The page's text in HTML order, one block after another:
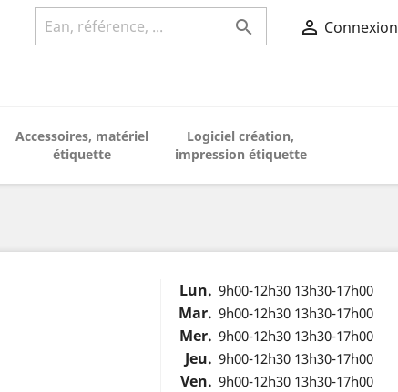
  Connexion
Accessoires, matériel
étiquette
Logiciel création,
impression étiquette
Lun. 9h00-12h30 13h30-17h00
Mar. 9h00-12h30 13h30-17h00
Mer. 9h00-12h30 13h30-17h00
Jeu. 9h00-12h30 13h30-17h00
Ven. 9h00-12h30 13h30-17h00